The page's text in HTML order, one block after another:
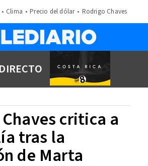
Clima Precio del dólar Rodrigo Chaves
critica a
tras la
de Marta